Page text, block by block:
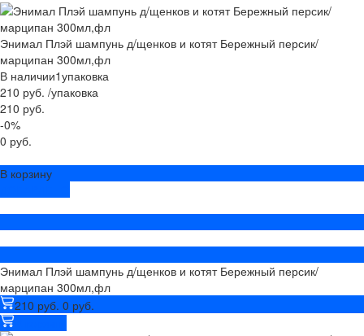
Энимал Плэй шампунь д/щенков и котят Бережный персик/
марципан 300мл,фл
В наличии1упаковка
210 руб. /упаковка
210 руб.
-0%
0 руб.
В корзину
Энимал Плэй шампунь д/щенков и котят Бережный персик/
марципан 300мл,фл
210 руб. 0 руб.